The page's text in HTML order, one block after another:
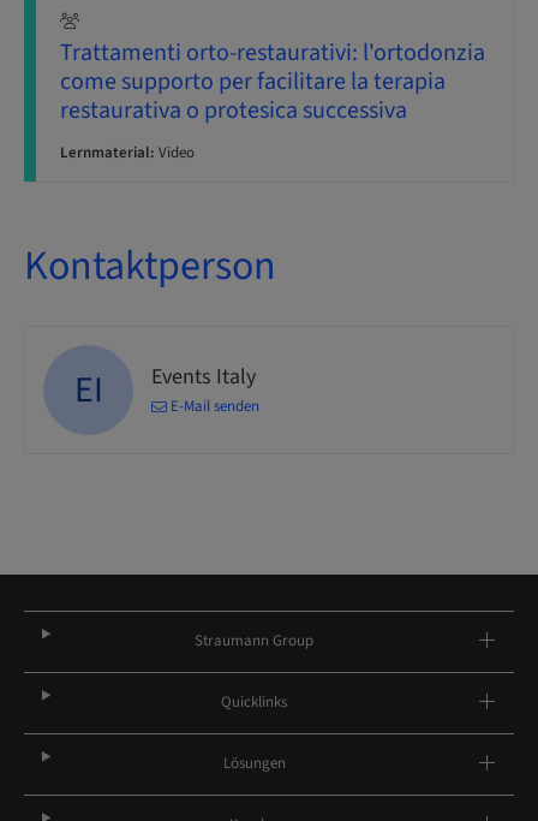
Trattamenti orto-restaurativi: l'ortodonzia
come supporto per facilitare la terapia
restaurativa o protesica successiva
Lernmaterial: Video
Kontaktperson
EI Events Italy
E-Mail senden
Straumann Group
Quicklinks
Lösungen